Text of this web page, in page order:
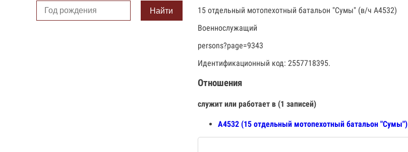
Найти
15 отдельный мотопехотный батальон "Сумы" (в/ч А4532)
Военнослужащий
persons?page=9343
Идентификационный код: 2557718395.
Отношения
служит или работает в (1 записей)
А4532 (15 отдельный мотопехотный батальон "Сумы")